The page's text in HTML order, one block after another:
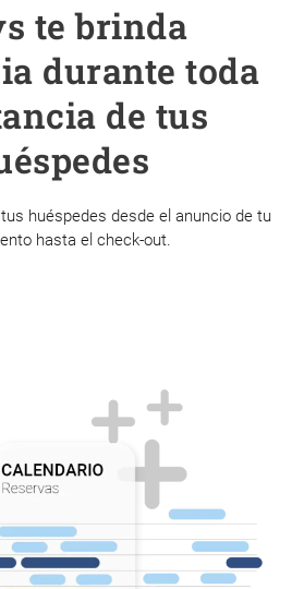
te brinda
durante toda
de tus
huéspedes desde el anuncio de tu
hasta el check-out.